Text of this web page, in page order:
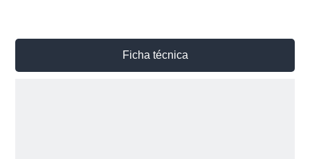
Ficha técnica